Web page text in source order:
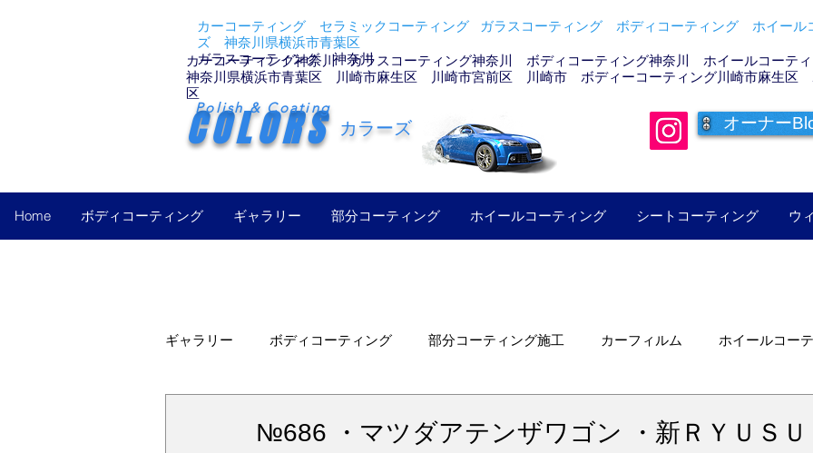
カーコーティング セラミックコーティング ガラスコーティング ボディコーティング ホイー
ズ 神奈川県横浜市青葉区
ガラスコーティング 神奈川
カーコーティング神奈川 ガラスコーティング神奈川 ボディコーティング神奈川 ホイールコーテ
神奈川県横浜市青葉区 川崎市麻生区 川崎市宮前区 川崎市 ボディーコーティング川崎市麻生区
区
COLORS
Polish & Coating
カラーズ オーナー
Home ボディコーティング ギャラリー 部分コーティング ホイールコーティング シートコーティング ウ
ギャラリー ボディコーティング 部分コーティング施工 カーフィルム ホイールコー
№686 ・マツダアテンザワゴン ・新ＲＹＵＳＵ